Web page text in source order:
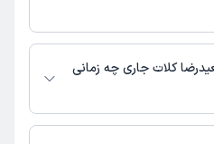
مشاوره پزشکی تلفنی فعال دارند.
کلات جاری چه زمانی